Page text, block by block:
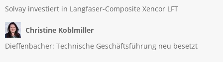
Solvay investiert in Langfaser-Composite Xencor LFT
Christine Koblmiller
Dieffenbacher: Technische Geschäftsführung neu besetzt